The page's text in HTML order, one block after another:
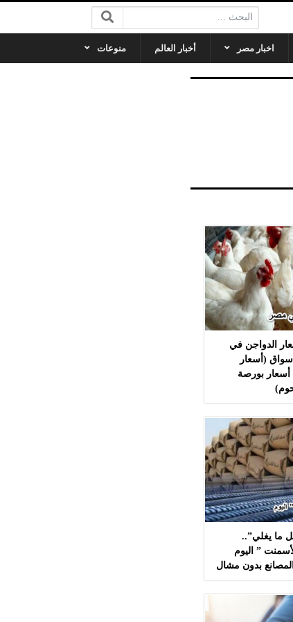
البحث:
اخبار مصر أخبار العالم منوعات
الدواجن في
(أسعار
أسعار بورصة
ما يغلي”..
” اليوم